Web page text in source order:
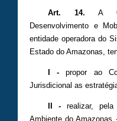
Art. 14. A
Desenvolvimento e
entidade operadora do
Estado do Amazonas,
I - propor ao
Jurisdicional as
II -realizar, pela
Ambiente do